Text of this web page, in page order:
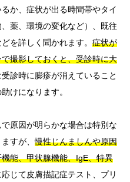
か、症状が出る時間帯やタイ
薬、環境の変化など）、既往
を詳しく聞かれます。 症状が
撮影しておくと、受診時に大
診時に膨疹が消えていること
けになります。
原因が明らかな場合は特別な
すが、慢性じんましんや原因
能、甲状腺機能、IgE、特異
応じて皮膚描記症テスト、プリ